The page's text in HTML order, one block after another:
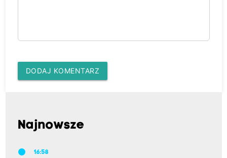
DODAJ KOMENTARZ
Najnowsze
16:58